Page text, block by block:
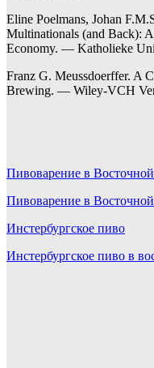
Eline Poelmans, Johan
Multinationals (and Back):
Economy. — Katholieke
Franz G. Meussdoerffer. A
Brewing. — Wiley-VCH
Пивоварение в
Пивоварение в
Инстербургское пиво
Инстербургское пиво в